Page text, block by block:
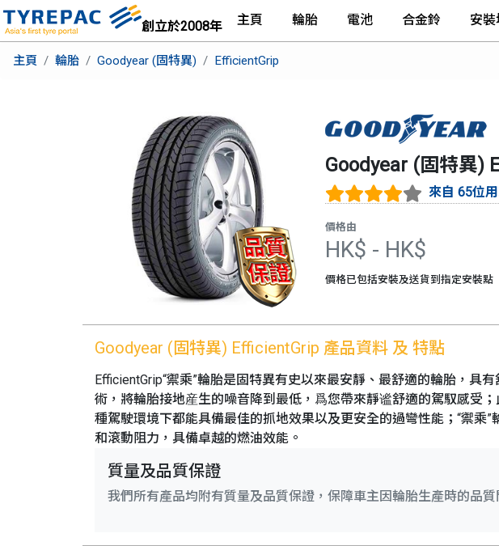
創立於2008年 主頁 輪胎 電池 合金鈴 安
主頁 輪胎 Goodyear (固特異) EfficientGrip
Goodyear (固特異)
來自 65位
價格由
HK$ - HK$
價格已包括安裝及送貨到指定安裝點
Goodyear (固特異) EfficientGrip 產品資料 及 特點
EfficientGrip“禦乘”輪胎是固特異有史以來最安靜、最舒適的輪胎，具
術，將輪胎接地産生的噪音降到最低，爲您帶來靜谧舒適的駕馭感受
種駕駛環境下都能具備最佳的抓地效果以及更安全的過彎性能；“禦
和滾動阻力，具備卓越的燃油效能。
質量及品質保證
我們所有產品均附有質量及品質保證，保障車主因輪胎生產時的品